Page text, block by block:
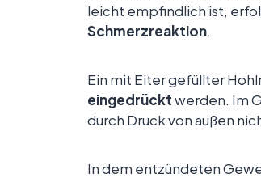
leicht empfindlich ist,
Schmerzreaktion.
Ein mit Eiter gefüllter
eingedrücktwerden. Im
durch Druck von außen
In dem entzündeten